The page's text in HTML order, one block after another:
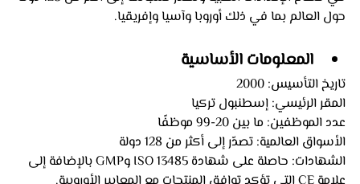
حول العالم بما في ذلك أوروبا وآسيا وإفريقيا.
المعلومات الأساسية
تاريخ التأسيس: 2000
المقر الرئيسي: إسطنبول تركيا
عدد الموظفين: ما بين 20-99 موظفًا
الأسواق العالمية: تصدّر إلى أكثر من 128 دولة
الشهادات: حاصلة على شهادة ISO 13485 وGMP بالإضافة إلى